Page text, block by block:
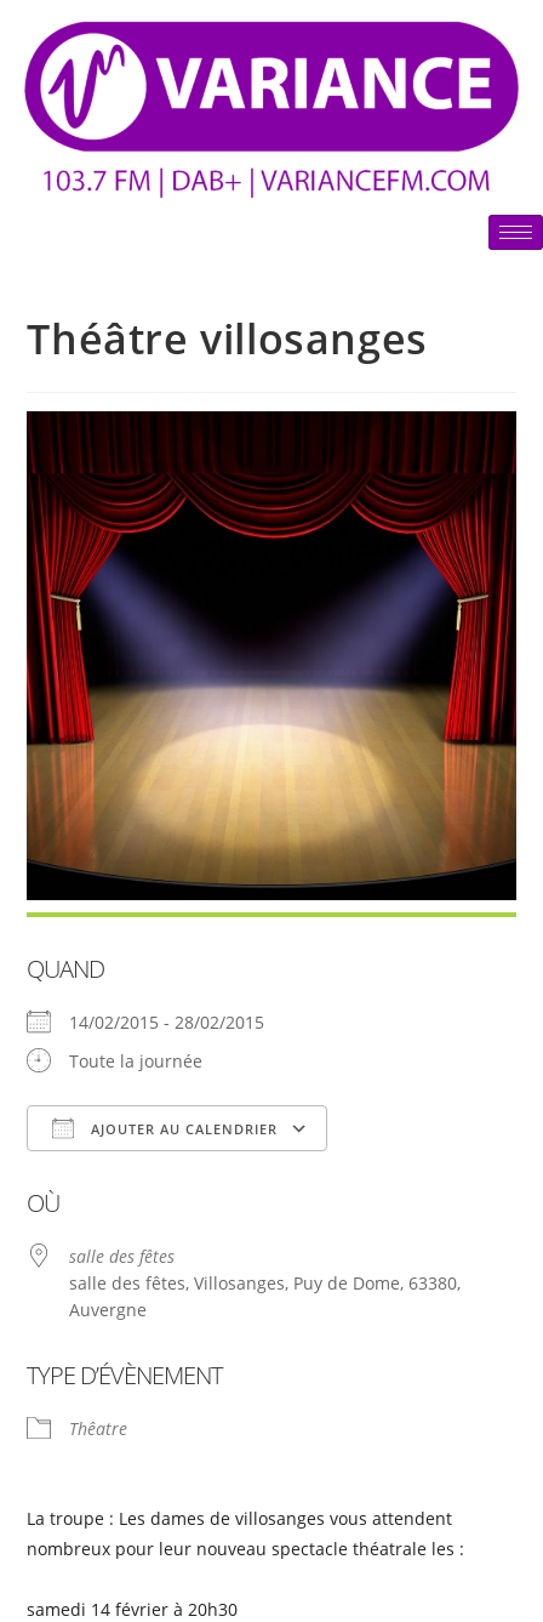
Théâtre villosanges
QUAND
14/02/2015 - 28/02/2015
Toute la journée
AJOUTER AU CALENDRIER
OÙ
salle des fêtes
salle des fêtes, Villosanges, Puy de Dome, 63380,
Auvergne
TYPE D’ÉVÈNEMENT
Thêatre
La troupe : Les dames de villosanges vous attendent
nombreux pour leur nouveau spectacle théatrale les :
samedi 14 février à 20h30